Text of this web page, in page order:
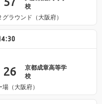
校
ラウンド（大阪府）
26
京都成章高等学
校
（大阪府）